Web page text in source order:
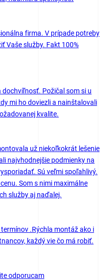
firma. V prípade potreby
Vaše služby. Fakt 100%
Požičal som si u
mi ho doviezli a nainštalovali
kvalite.
už niekoľkokrát lešenie
najvhodnejšie podmienky na
Sú veľmi spoľahlivý.
Som s nimi maximálne
služby aj naďalej.
.Rýchla montáž ako i
každý vie čo má robiť.
odporucam